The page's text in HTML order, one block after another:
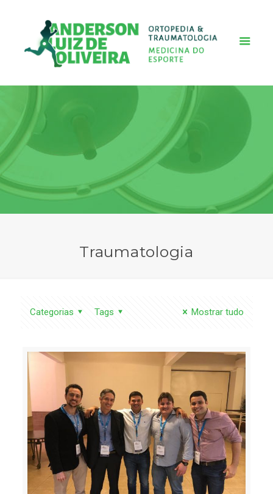
Traumatologia
Categorias Tags Mostrar tudo